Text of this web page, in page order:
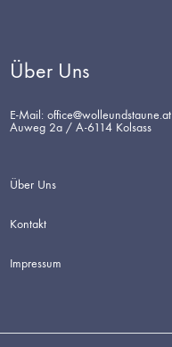
Über Uns
E-Mail: office@wolleundstaune.at
Auweg 2a / A-6114 Kolsass
Über Uns
Kontakt
Impressum